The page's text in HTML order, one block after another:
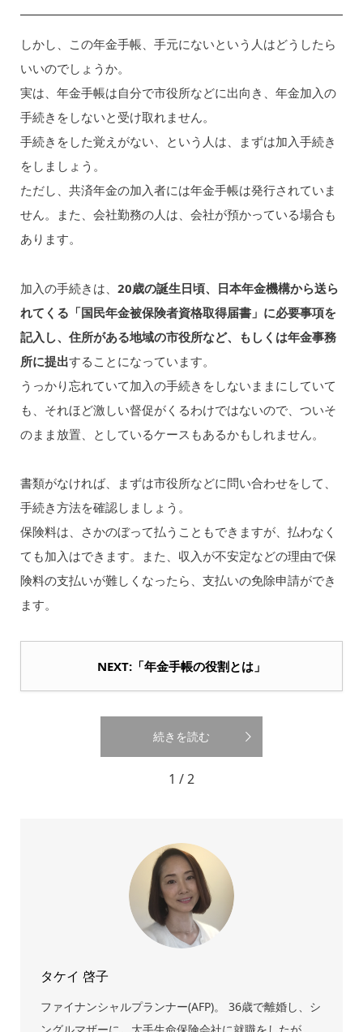
しかし、この年金手帳、手元にないという人はどうしたら
いいのでしょうか。
実は、年金手帳は自分で市役所などに出向き、年金加入の
手続きをしないと受け取れません。
手続きをした覚えがない、という人は、まずは加入手続き
をしましょう。
ただし、共済年金の加入者には年金手帳は発行されていま
せん。また、会社勤務の人は、会社が預かっている場合も
あります。
加入の手続きは、 20歳の誕生日頃、日本年金機構から送ら
れてくる「国民年金被保険者資格取得届書」に必要事項を
記入し、住所がある地域の市役所など、もしくは年金事務
所に提出することになっています。
うっかり忘れていて加入の手続きをしないままにしていて
も、それほど激しい督促がくるわけではないので、ついそ
のまま放置、としているケースもあるかもしれません。
書類がなければ、まずは市役所などに問い合わせをして、
手続き方法を確認しましょう。
保険料は、さかのぼって払うこともできますが、払わなく
ても加入はできます。また、収入が不安定などの理由で保
険料の支払いが難しくなったら、支払いの免除申請ができ
ます。
NEXT:「年金手帳の役割とは」
続きを読む
1 / 2
タケイ 啓子
ファイナンシャルプランナー(AFP)。 36歳で離婚し、シ